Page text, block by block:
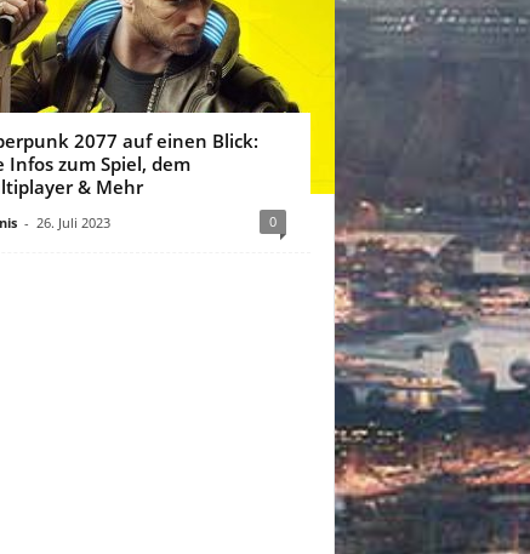
2077 auf einen Blick:
Infos zum Spiel, dem
& Mehr
- 26. Juli 2023 0